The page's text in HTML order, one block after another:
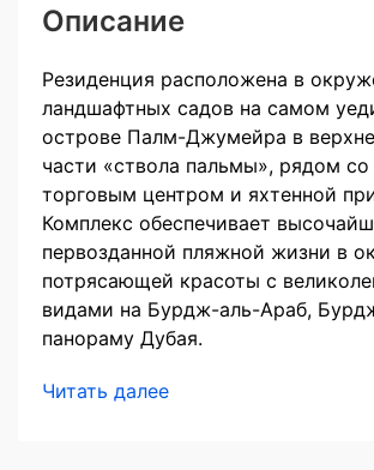
Описание
Резиденция расположена в
ландшафтных садов на самом
острове Палм-Джумейра в
части «ствола пальмы», рядом
торговым центром и яхтенной
Комплекс обеспечивает
первозданной пляжной жизни в
потрясающей красоты с
видами на Бурдж-аль-Араб,
панораму Дубая.
Читать далее